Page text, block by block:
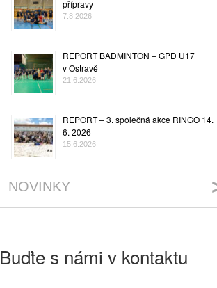
přípravy
7.8.2026
REPORT BADMINTON – GPD U17
v Ostravě
21.6.2026
REPORT – 3. společná akce RINGO 14.
6. 2026
15.6.2026
NOVINKY
Buďte s námi v kontaktu